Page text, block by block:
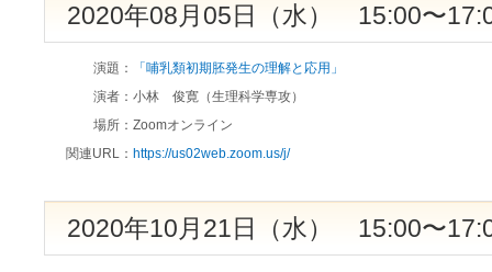
2020年08月05日（水） 15:00〜
演題：
「哺乳類初期胚発生の理解と応用」
演者： 小林 俊寛（生理科学専攻）
場所： Zoomオンライン
関連URL： https://us02web.zoom.us/j/
2020年10月21日（水） 15:00〜